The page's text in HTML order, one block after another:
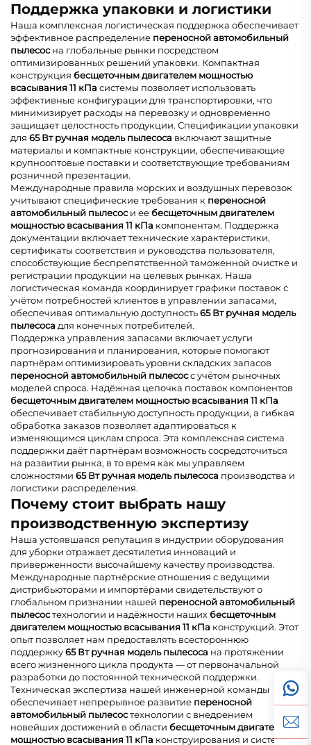
Поддержка упаковки и логистики
Наша комплексная логистическая поддержка обеспечивает
эффективное распределение переносной автомобильный
пылесосна глобальные рынки посредством
оптимизированных решений упаковки. Компактная
конструкция бесщеточным двигателем мощностью
всасывания 11 кПа системы позволяет использовать
эффективные конфигурации для транспортировки, что
минимизирует расходы на перевозку и одновременно
защищает целостность продукции. Спецификации упаковки
для 65 Вт ручная модель пылесоса включают защитные
материалы и компактные конструкции, обеспечивающие
крупнооптовые поставки и соответствующие требованиям
розничной презентации.
Международные правила морских и воздушных перевозок
учитывают специфические требования к переносной
автомобильный пылесоси ее бесщеточным двигателем
мощностью всасывания 11 кПа компонентам. Поддержка
документации включает технические характеристики,
сертификаты соответствия и руководства пользователя,
способствующие беспрепятственной таможенной очистке и
регистрации продукции на целевых рынках. Наша
логистическая команда координирует графики поставок с
учётом потребностей клиентов в управлении запасами,
обеспечивая оптимальную доступность65 Вт ручная модель
пылесоса для конечных потребителей.
Поддержка управления запасами включает услуги
прогнозирования и планирования, которые помогают
партнёрам оптимизировать уровни складских запасов
переносной автомобильный пылесосс учётом рыночных
моделей спроса. Надёжная цепочка поставок компонентов
бесщеточным двигателем мощностью всасывания 11 кПа
обеспечивает стабильную доступность продукции, а гибкая
обработка заказов позволяет адаптироваться к
изменяющимся циклам спроса. Эта комплексная система
поддержки даёт партнёрам возможность сосредоточиться
на развитии рынка, в то время как мы управляем
сложностями 65 Вт ручная модель пылесоса производства и
логистики распределения.
Почему стоит выбрать нашу
производственную экспертизу
Наша устоявшаяся репутация в индустрии оборудования
для уборки отражает десятилетия инноваций и
приверженности высочайшему качеству производства.
Международные партнёрские отношения с ведущими
дистрибьюторами и импортёрами свидетельствуют о
глобальном признании нашей переносной автомобильный
пылесостехнологии и надёжности наших бесщеточным
двигателем мощностью всасывания 11 кПа конструкций. Этот
опыт позволяет нам предоставлять всестороннюю
поддержку65 Вт ручная модель пылесоса на протяжении
всего жизненного цикла продукта — от первоначальной
разработки до постоянной технической поддержки.
Техническая экспертиза нашей инженерной команды
обеспечивает непрерывное развитие переносной
автомобильный пылесостехнологии с внедрением
новейших достижений в области бесщеточным двигателем
мощностью всасывания 11 кПа конструирования и систем